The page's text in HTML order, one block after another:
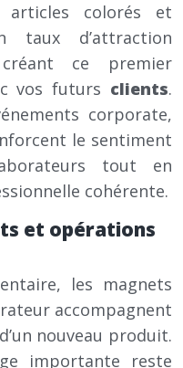
articles colorés et
taux d’attraction
ce premier
vos futurs clients.
corporate,
le sentiment
tout en
cohérente.
et opérations
les magnets
accompagnent
nouveau produit.
importante reste